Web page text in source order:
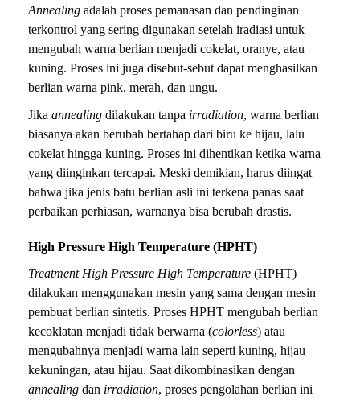
Annealing adalah proses pemanasan dan pendinginan
terkontrol yang sering digunakan setelah iradiasi untuk
mengubah warna berlian menjadi cokelat, oranye, atau
kuning. Proses ini juga disebut-sebut dapat menghasilkan
berlian warna pink, merah, dan ungu.
Jika annealing dilakukan tanpa irradiation, warna berlian
biasanya akan berubah bertahap dari biru ke hijau, lalu
cokelat hingga kuning. Proses ini dihentikan ketika warna
yang diinginkan tercapai. Meski demikian, harus diingat
bahwa jika jenis batu berlian asli ini terkena panas saat
perbaikan perhiasan, warnanya bisa berubah drastis.
High Pressure High Temperature (HPHT)
Treatment High Pressure High Temperature (HPHT)
dilakukan menggunakan mesin yang sama dengan mesin
pembuat berlian sintetis. Proses HPHT mengubah berlian
kecoklatan menjadi tidak berwarna (colorless) atau
mengubahnya menjadi warna lain seperti kuning, hijau
kekuningan, atau hijau. Saat dikombinasikan dengan
annealing dan irradiation, proses pengolahan berlian ini